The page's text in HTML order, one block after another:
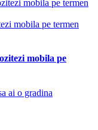
mobila pe termen
mobila pe
ai o gradina